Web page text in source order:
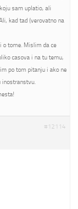
sam uplatio, ali
kad tad (verovatno na
o tome. Mislim da ce
casova i na tu temu,
po tom pitanju i ako ne
inostranstvu.
#12114